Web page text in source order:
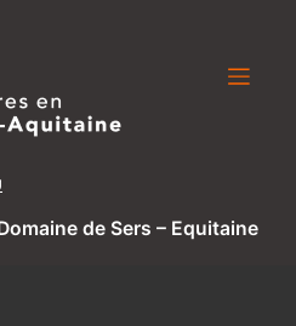
de Sers – Equitaine